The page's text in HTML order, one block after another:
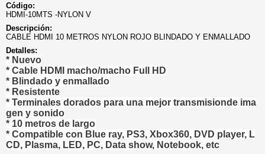
Código:
HDMI-10MTS -NYLON V
Descripción:
CABLE HDMI 10 METROS NYLON ROJO BLINDADO Y ENMALLADO
Detalles:
* Nuevo
* Cable HDMI macho/macho Full HD
* Blindado y enmallado
* Resistente
* Terminales dorados para una mejor transmisionde ima
gen y sonido
* 10 metros de largo
* Compatible con Blue ray, PS3, Xbox360, DVD player, L
CD, Plasma, LED, PC, Data show, Notebook, etc